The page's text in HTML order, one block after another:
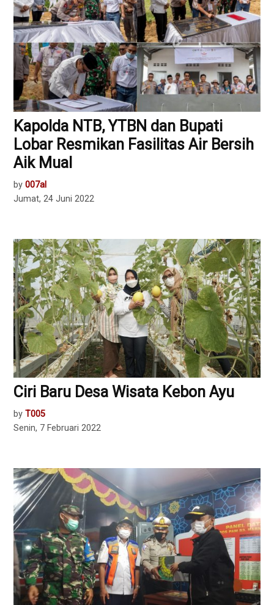
Kapolda NTB, YTBN dan Bupati
Lobar Resmikan Fasilitas Air Bersih
Aik Mual
by 007al
Jumat, 24 Juni 2022
Ciri Baru Desa Wisata Kebon Ayu
by T005
Senin, 7 Februari 2022